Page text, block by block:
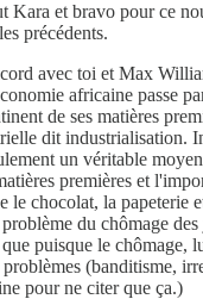
Kara et bravo pour ce
précédents.
avec toi et Max
africaine passe
de ses matières
dit industrialisation.
un véritable
premières et
le chocolat, la papeterie
du chômage
puisque le chômage,
(banditisme,
pour ne citer que ça.)